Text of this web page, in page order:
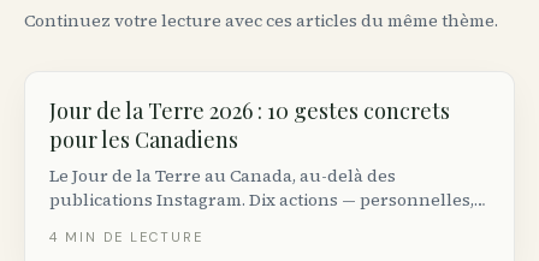
Continuez votre lecture avec ces articles du même thème.
Jour de la Terre 2026 : 10 gestes concrets
pour les Canadiens
Le Jour de la Terre au Canada, au-delà des
publications Instagram. Dix actions — personnelles,
l’aiguille climatique.
4 MIN DE LECTURE